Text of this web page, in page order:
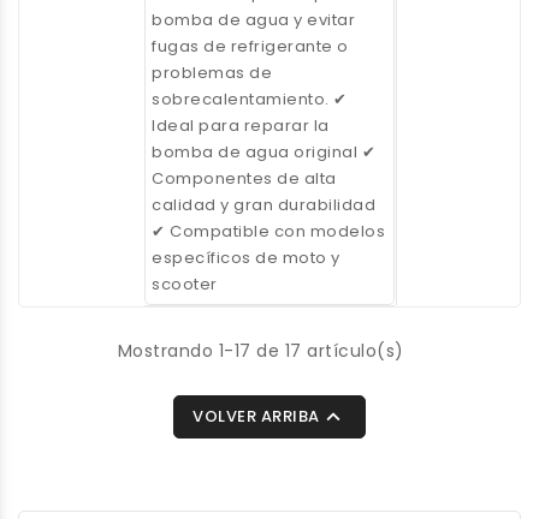
bomba de agua y evitar
fugas de refrigerante o
problemas de
sobrecalentamiento. ✔
Ideal para reparar la
bomba de agua original ✔
Componentes de alta
calidad y gran durabilidad
✔ Compatible con modelos
específicos de moto y
scooter
Mostrando 1-17 de 17 artículo(s)
VOLVER ARRIBA 